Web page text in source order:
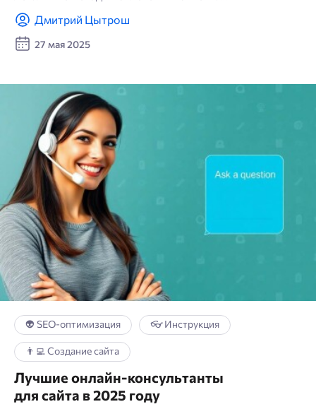
Дмитрий Цытрош
27 мая 2025
👽 SEO-оптимизация 👓 Инструкция
👨‍💻 Создание сайта
Лучшие онлайн-консультанты
для сайта в 2025 году